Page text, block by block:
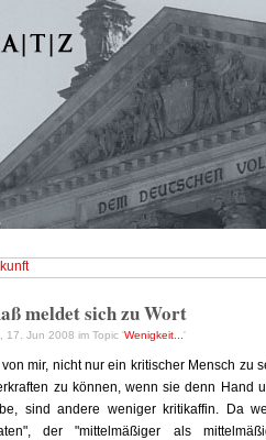
meldet sich zu Wort
17. Jun 2008 im Topic 'Wenigkeit... '
von mir, nicht nur ein kritischer Mensch zu
zu können, wenn sie denn Hand
sind andere weniger kritikaffin. Da
der "mittelmäßiger als